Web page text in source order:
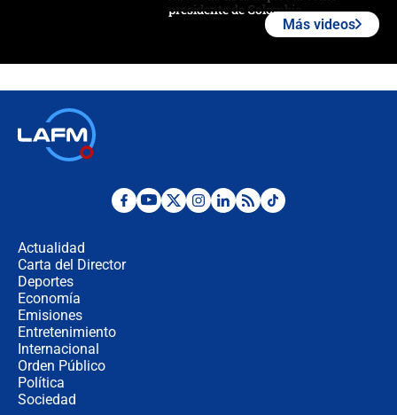
presidente de Colombia
Desde dermatitis hasta infecciones:
Más videos
Actualidad
Carta del Director
Deportes
Economía
Emisiones
Entretenimiento
Internacional
Orden Público
Política
Sociedad